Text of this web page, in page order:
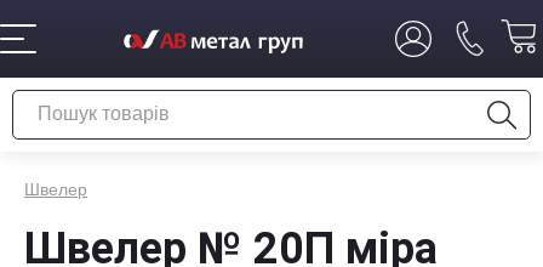
Швелер
Швелер № 20П міра